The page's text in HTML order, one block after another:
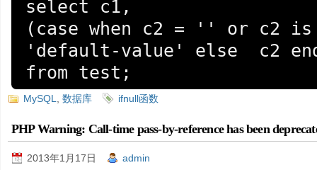
select c1,
(case when c2 = '' or c2
'default-value' else  c2
MySQL 数据库 ifnull函数
PHP Warning: Call-time pass-by-reference has been
2013年1月17日 admin